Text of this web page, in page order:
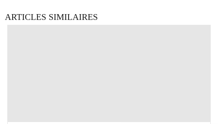
ARTICLES SIMILAIRES